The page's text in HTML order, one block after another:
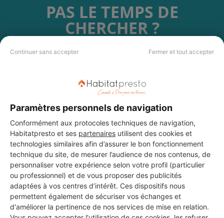
Continuer sans accepter Fermer et tout accepter
Paramètres personnels de navigation
Conformément aux protocoles techniques de navigation,
Habitatpresto et ses partenaires utilisent des cookies et
technologies similaires afin d’assurer le bon fonctionnement
technique du site, de mesurer l’audience de nos contenus, de
personnaliser votre expérience selon votre profil (particulier
ou professionnel) et de vous proposer des publicités
adaptées à vos centres d’intérêt. Ces dispositifs nous
permettent également de sécuriser vos échanges et
d'améliorer la pertinence de nos services de mise en relation.
PAS LE TEMPS DE
CHERCHER ?
Vous souhaitez réaliser des travaux et ne savez quel professionnel
DEMANDER UN DEVIS